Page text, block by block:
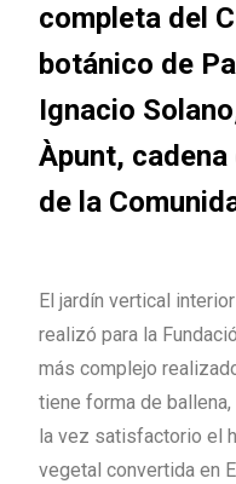
completa del
botánico de
Ignacio
Àpunt,
de la
El jardín vertical
realizó para la
más complejo
tiene forma de
la vez satisfactorio el
vegetal convertida en